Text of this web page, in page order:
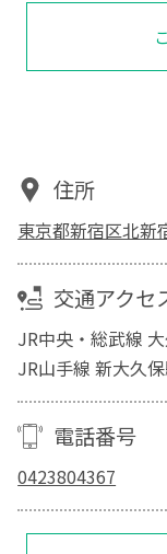
住所
東京都新宿区北新
交通アクセ
JR中央・総武線
JR山手線 新大久
電話番号
0423804367